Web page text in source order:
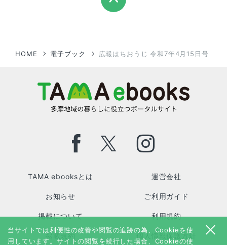
HOME 電子ブック 広報はちおうじ 令和7年4月15日号
TAMA ebooksとは 運営会社
お知らせ ご利用ガイド
掲載について 利用規約
掲載規約 個人情報保護方針
当サイトでは利便性の改善や閲覧の追跡の為、Cookieを使
用しています。サイトの閲覧を続行した場合、Cookieの使